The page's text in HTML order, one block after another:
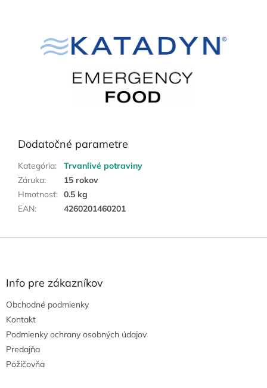
Dodatočné parametre
Kategória:
Trvanlivé potraviny
Záruka:
15 rokov
Hmotnosť: 0.5 kg
EAN: 4260201460201
Z
Info pre zákazníkov
Obchodné podmienky
Kontakt
Podmienky ochrany osobných údajov
Predajňa
Požičovňa